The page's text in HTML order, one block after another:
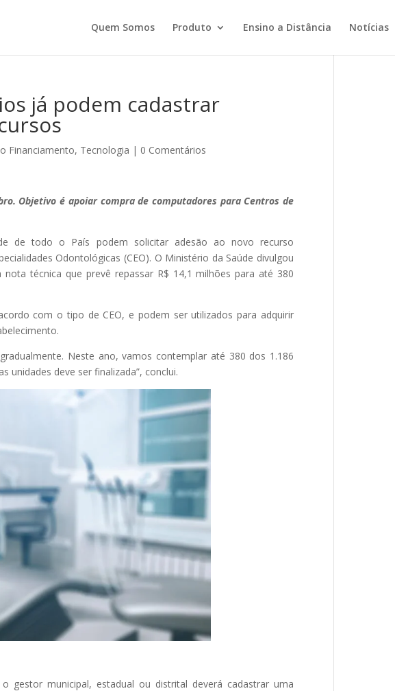
Quem Somos Produto Ensino a Distância Notícias
já podem cadastrar
Financiamento, Tecnologia | 0 Comentários
Objetivo é apoiar compra de computadores para Centros de
de todo o País podem solicitar adesão ao novo recurso
Odontológicas (CEO). O Ministério da Saúde divulgou
técnica que prevê repassar R$ 14,1 milhões para até 380
com o tipo de CEO, e podem ser utilizados para adquirir
Neste ano, vamos contemplar até 380 dos 1.186
unidades deve ser finalizada”, conclui.
gestor municipal, estadual ou distrital deverá cadastrar uma